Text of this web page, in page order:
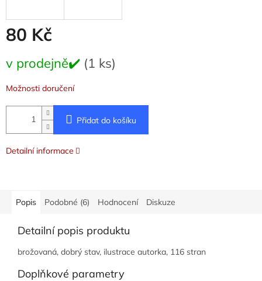
80 Kč
cena:
v prodejně✔️ (1 ks)
Možnosti doručení
Přidat do košíku
Detailní informace
Popis Podobné (6) Hodnocení Diskuze
Detailní popis produktu
brožovaná, dobrý stav, ilustrace autorka, 116 stran
Doplňkové parametry